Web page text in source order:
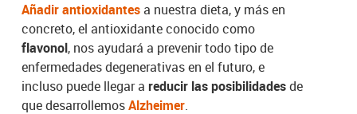
Añadir antioxidantesa nuestra dieta, y más en
concreto, el antioxidante conocido como
flavonol, nos ayudará a prevenir todo tipo de
enfermedades degenerativas en el futuro, e
incluso puede llegar areducir las posibilidadesde
que desarrollemosAlzheimer.